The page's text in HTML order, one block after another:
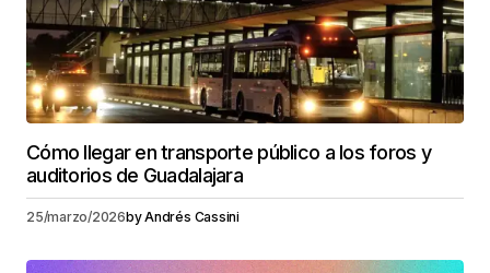
Cómo llegar en transporte público a los foros y
auditorios de Guadalajara
25/marzo/2026byAndrés Cassini